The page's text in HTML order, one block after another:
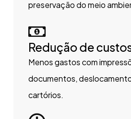
preservação do meio
Redução de
Menos gastos com
documentos,
cartórios.